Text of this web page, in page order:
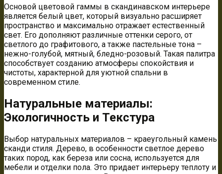
Основой цветовой гаммы в скандинавском интерьере
является белый цвет, который визуально расширяет
пространство и максимально отражает естественный
свет. Его дополняют различные оттенки серого, от
светлого до графитового, а также пастельные тона –
нежно-голубой, мятный, бледно-розовый. Такая палитра
способствует созданию атмосферы спокойствия и
чистоты, характерной для уютной спальни в
современном стиле.
Натуральные материалы:
Экологичность и Текстура
Выбор натуральных материалов – краеугольный камень
сканди стиля. Дерево, в особенности светлое дерево
таких пород, как береза или сосна, используется для
мебели и отделки пола. Это придает интерьеру теплоту и